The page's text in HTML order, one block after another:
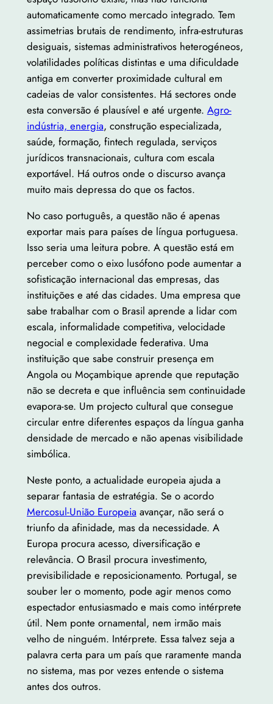
automaticamente como mercado integrado. Tem
assimetrias brutais de rendimento, infra-estruturas
desiguais, sistemas administrativos heterogéneos,
volatilidades políticas distintas e uma dificuldade
antiga em converter proximidade cultural em
cadeias de valor consistentes. Há sectores onde
esta conversão é plausível e até urgente. Agro-
indústria, energia, construção especializada,
saúde, formação, fintech regulada, serviços
jurídicos transnacionais, cultura com escala
exportável. Há outros onde o discurso avança
muito mais depressa do que os factos.
No caso português, a questão não é apenas
exportar mais para países de língua portuguesa.
Isso seria uma leitura pobre. A questão está em
perceber como o eixo lusófono pode aumentar a
sofisticação internacional das empresas, das
instituições e até das cidades. Uma empresa que
sabe trabalhar com o Brasil aprende a lidar com
escala, informalidade competitiva, velocidade
negocial e complexidade federativa. Uma
instituição que sabe construir presença em
Angola ou Moçambique aprende que reputação
não se decreta e que influência sem continuidade
evapora-se. Um projecto cultural que consegue
circular entre diferentes espaços da língua ganha
densidade de mercado e não apenas visibilidade
simbólica.
Neste ponto, a actualidade europeia ajuda a
separar fantasia de estratégia. Se o acordo
Mercosul-União Europeia avançar, não será o
triunfo da afinidade, mas da necessidade. A
Europa procura acesso, diversificação e
relevância. O Brasil procura investimento,
previsibilidade e reposicionamento. Portugal, se
souber ler o momento, pode agir menos como
espectador entusiasmado e mais como intérprete
útil. Nem ponte ornamental, nem irmão mais
velho de ninguém. Intérprete. Essa talvez seja a
palavra certa para um país que raramente manda
no sistema, mas por vezes entende o sistema
antes dos outros.